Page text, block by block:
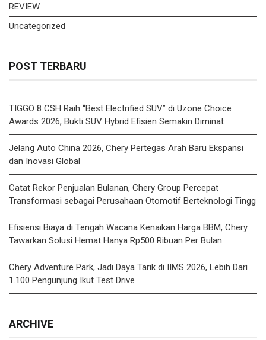
REVIEW
Uncategorized
POST TERBARU
TIGGO 8 CSH Raih “Best Electrified SUV” di Uzone Choice
Awards 2026, Bukti SUV Hybrid Efisien Semakin Diminat
Jelang Auto China 2026, Chery Pertegas Arah Baru Ekspansi
dan Inovasi Global
Catat Rekor Penjualan Bulanan, Chery Group Percepat
Transformasi sebagai Perusahaan Otomotif Berteknologi Tingg
Efisiensi Biaya di Tengah Wacana Kenaikan Harga BBM, Chery
Tawarkan Solusi Hemat Hanya Rp500 Ribuan Per Bulan
Chery Adventure Park, Jadi Daya Tarik di IIMS 2026, Lebih Dari
1.100 Pengunjung Ikut Test Drive
ARCHIVE